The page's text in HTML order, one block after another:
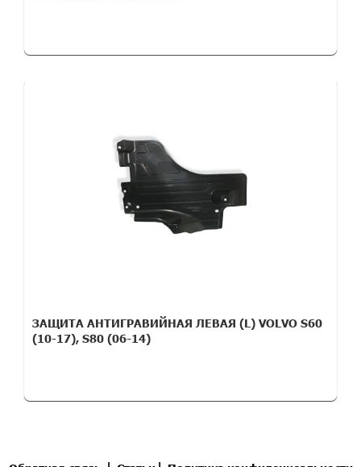
ЗАЩИТА АНТИГРАВИЙНАЯ ЛЕВАЯ (L) VOLVO S60
(10-17), S80 (06-14)